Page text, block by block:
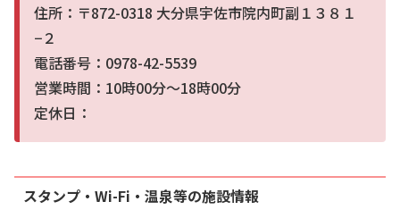
住所：〒872-0318 大分県宇佐市院内町副１３８１
−２
電話番号：0978-42-5539
営業時間：10時00分～18時00分
定休日：
スタンプ・Wi-Fi・温泉等の施設情報